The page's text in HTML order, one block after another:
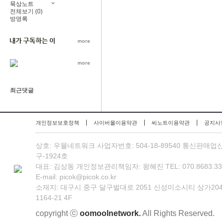
묵상노트
전체보기 (0)
방명록
최근댓글
개인정보보호정책 사이버몰이용약관 씨노트이용약관 공지사
상호: 우물네트워크 사업자번호: 504-18-89540 통신판매업
구-1924호
대표: 김상동 개인정보관리책임자: 왕혜진 TEL:
E-mail: picok@picok.co.kr
소재지: 대구시 중구 달구벌대로 2051 신성미소시티 상가
1164-21 4F
copyright ⓒ oomoolnetwork.All Rights Reserved.